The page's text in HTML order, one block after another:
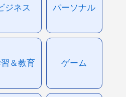
ジネス パーソナル
＆教育 ゲーム